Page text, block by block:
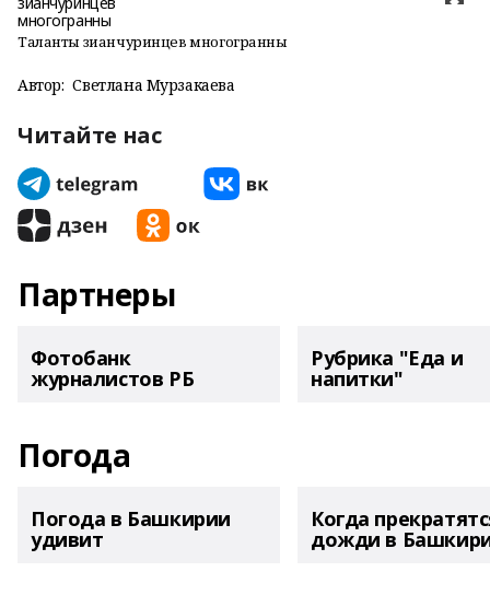
Таланты зианчуринцев многогранны
Автор: Светлана Мурзакаева
Читайте нас
Партнеры
Фотобанк
журналистов РБ
Рубрика "Еда и
напитки"
Погода
Погода в Башкирии
удивит
Когда
дожди в